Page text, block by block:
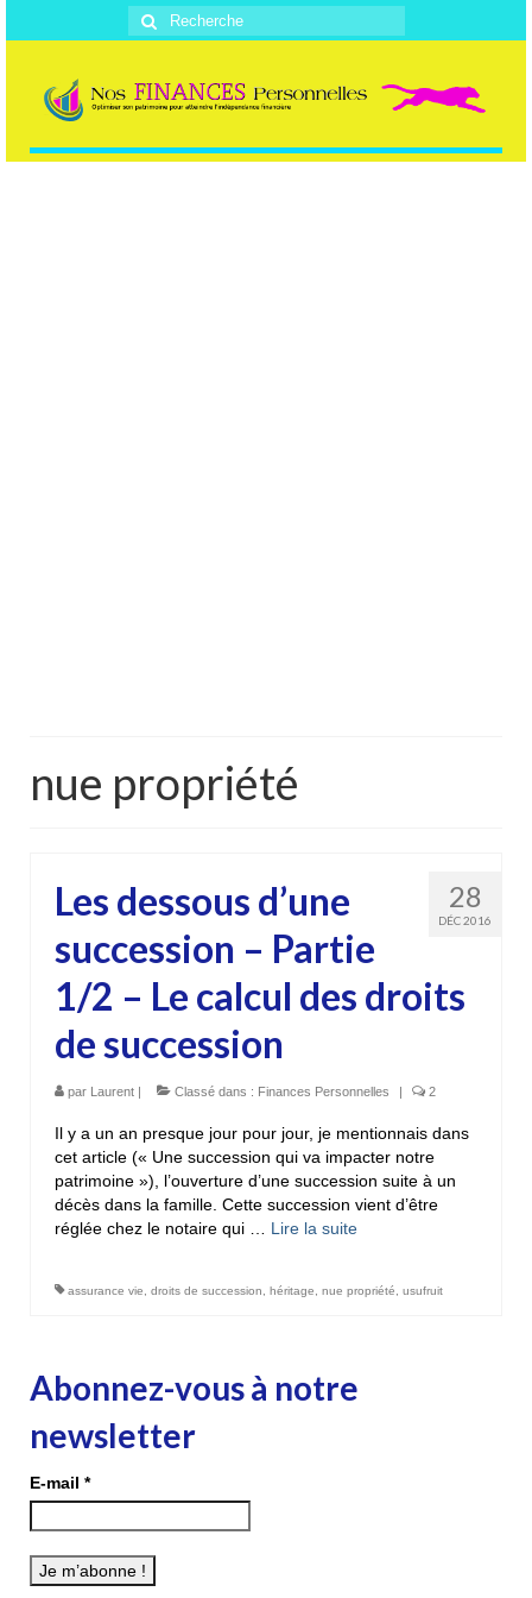
Rechercher
:
nue propriété
28
DÉC 2016
Les dessous d’une
succession – Partie
1/2 – Le calcul des droits
de succession
par Laurent | Classé dans : Finances Personnelles | 2
Il y a un an presque jour pour jour, je mentionnais dans
cet article (« Une succession qui va impacter notre
patrimoine »), l’ouverture d’une succession suite à un
décès dans la famille. Cette succession vient d’être
réglée chez le notaire qui … Lire la suite­­
assurance vie droits de succession héritage nue propriété usufruit
Abonnez-vous à notre
newsletter
E-mail *